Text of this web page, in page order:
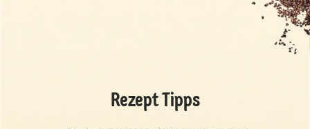
Rezept Tipps